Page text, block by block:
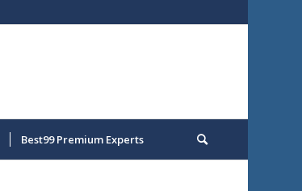
Best99 Premium Experts